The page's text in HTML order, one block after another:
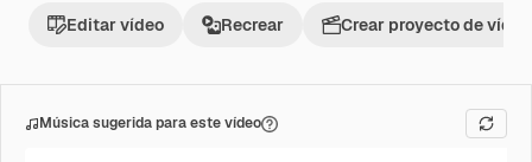
Editar vídeo Recrear Crear proyecto de vídeo
Música sugerida para este vídeo